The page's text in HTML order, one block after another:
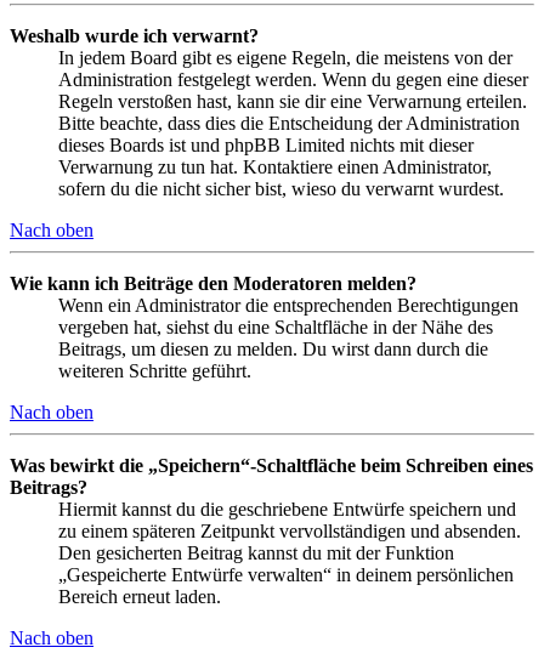
Weshalb wurde ich verwarnt?
In jedem Board gibt es eigene Regeln, die meistens von der
Administration festgelegt werden. Wenn du gegen eine dieser
Regeln verstoßen hast, kann sie dir eine Verwarnung erteilen.
Bitte beachte, dass dies die Entscheidung der Administration
dieses Boards ist und phpBB Limited nichts mit dieser
Verwarnung zu tun hat. Kontaktiere einen Administrator,
sofern du die nicht sicher bist, wieso du verwarnt wurdest.
Nach oben
Wie kann ich Beiträge den Moderatoren melden?
Wenn ein Administrator die entsprechenden Berechtigungen
vergeben hat, siehst du eine Schaltfläche in der Nähe des
Beitrags, um diesen zu melden. Du wirst dann durch die
weiteren Schritte geführt.
Nach oben
Was bewirkt die „Speichern“-Schaltfläche beim Schreiben eines
Beitrags?
Hiermit kannst du die geschriebene Entwürfe speichern und
zu einem späteren Zeitpunkt vervollständigen und absenden.
Den gesicherten Beitrag kannst du mit der Funktion
„Gespeicherte Entwürfe verwalten“ in deinem persönlichen
Bereich erneut laden.
Nach oben